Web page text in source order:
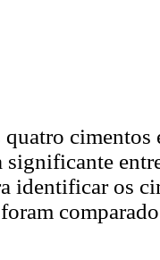
quatro
identificar os